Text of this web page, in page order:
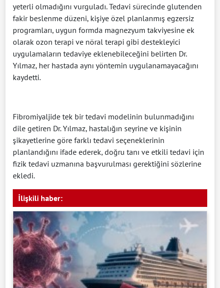
yeterli olmadığını vurguladı. Tedavi sürecinde glutenden
fakir beslenme düzeni, kişiye özel planlanmış egzersiz
programları, uygun formda magnezyum takviyesine ek
olarak ozon terapi ve nöral terapi gibi destekleyici
uygulamaların tedaviye eklenebileceğini belirten Dr.
Yılmaz, her hastada aynı yöntemin uygulanamayacağını
kaydetti.
Fibromiyaljide tek bir tedavi modelinin bulunmadığını
dile getiren Dr. Yılmaz, hastalığın seyrine ve kişinin
şikayetlerine göre farklı tedavi seçeneklerinin
planlandığını ifade ederek, doğru tanı ve etkili tedavi için
fizik tedavi uzmanına başvurulması gerektiğini sözlerine
ekledi.
İlişkili haber: